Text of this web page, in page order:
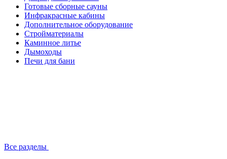
Готовые сборные сауны
Инфракрасные кабины
Дополнительное оборудование
Стройматериалы
Каминное литье
Дымоходы
Печи для бани
Все разделы